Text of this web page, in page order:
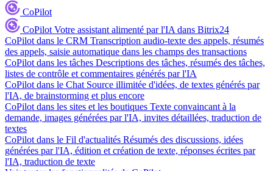
CoPilot
CoPilot Votre assistant alimenté par l'IA dans Bitrix24
CoPilot dans le CRM Transcription audio-texte des appels, résumés
des appels, saisie automatique dans les champs des transactions
CoPilot dans les tâches Descriptions des tâches, résumés des tâches,
listes de contrôle et commentaires générés par l'IA
CoPilot dans le Chat Source illimitée d'idées, de textes générés par
l'IA, de brainstorming et plus encore
CoPilot dans les sites et les boutiques Texte convaincant à la
demande, images générées par l'IA, invites détaillées, traduction de
textes
CoPilot dans le Fil d'actualités Résumés des discussions, idées
générées par l'IA, édition et création de texte, réponses écrites par
l'IA, traduction de texte